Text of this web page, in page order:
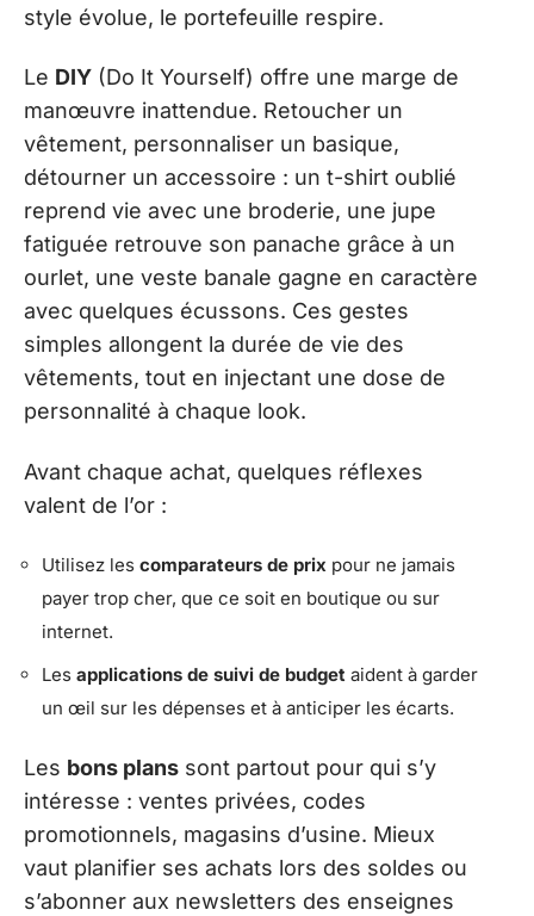
style évolue, le portefeuille respire.
Le DIY (Do It Yourself) offre une marge de
manœuvre inattendue. Retoucher un
vêtement, personnaliser un basique,
détourner un accessoire : un t-shirt oublié
reprend vie avec une broderie, une jupe
fatiguée retrouve son panache grâce à un
ourlet, une veste banale gagne en caractère
avec quelques écussons. Ces gestes
simples allongent la durée de vie des
vêtements, tout en injectant une dose de
personnalité à chaque look.
Avant chaque achat, quelques réflexes
valent de l’or :
Utilisez les comparateurs de prix pour ne jamais
payer trop cher, que ce soit en boutique ou sur
internet.
Les applications de suivi de budget aident à garder
un œil sur les dépenses et à anticiper les écarts.
Les bons plans sont partout pour qui s’y
intéresse : ventes privées, codes
promotionnels, magasins d’usine. Mieux
vaut planifier ses achats lors des soldes ou
s’abonner aux newsletters des enseignes